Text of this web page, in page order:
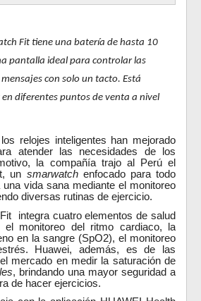
Fit tiene una batería de hasta 10
pantalla ideal para controlar las
con solo un tacto. Está
diferentes puntos de venta a nivel
relojes inteligentes han mejorado
atender las necesidades de los
la compañía trajo al Perú el
un smarwatch enfocado para todo
vida sana mediante el monitoreo
diversas rutinas de ejercicio.
integra cuatro elementos de salud
el monitoreo del ritmo cardiaco, la
en la sangre (SpO2), el monitoreo
Huawei, además, es de las
mercado en medir la saturación de
, brindando una mayor seguridad a
de hacer ejercicios.